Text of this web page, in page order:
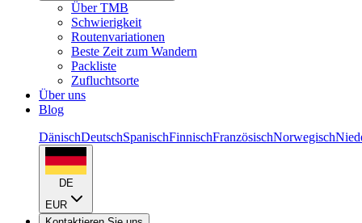
Über TMB
Schwierigkeit
Routenvariationen
Beste Zeit zum Wandern
Packliste
Zufluchtsorte
Über uns
Blog
DänischDeutschSpanischFinnischFranzösischNorwegisch
DE
EUR